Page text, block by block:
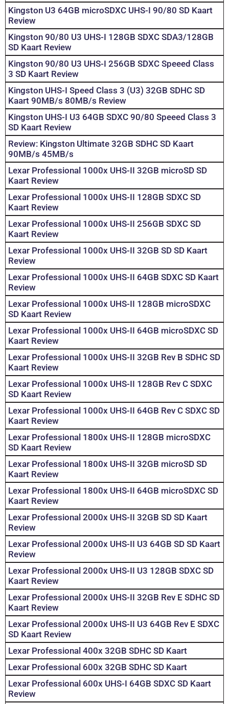
Kingston U3 64GB microSDXC UHS-I 90/80 SD Kaart
Review
Kingston 90/80 U3 UHS-I 128GB SDXC SDA3/128GB
SD Kaart Review
Kingston 90/80 U3 UHS-I 256GB SDXC Speeed Class
3 SD Kaart Review
Kingston UHS-I Speed Class 3 (U3) 32GB SDHC SD
Kaart 90MB/s 80MB/s Review
Kingston UHS-I U3 64GB SDXC 90/80 Speeed Class 3
SD Kaart Review
Review: Kingston Ultimate 32GB SDHC SD Kaart
90MB/s 45MB/s
Lexar Professional 1000x UHS-II 32GB microSD SD
Kaart Review
Lexar Professional 1000x UHS-II 128GB SDXC SD
Kaart Review
Lexar Professional 1000x UHS-II 256GB SDXC SD
Kaart Review
Lexar Professional 1000x UHS-II 32GB SD SD Kaart
Review
Lexar Professional 1000x UHS-II 64GB SDXC SD Kaart
Review
Lexar Professional 1000x UHS-II 128GB microSDXC
SD Kaart Review
Lexar Professional 1000x UHS-II 64GB microSDXC SD
Kaart Review
Lexar Professional 1000x UHS-II 32GB Rev B SDHC SD
Kaart Review
Lexar Professional 1000x UHS-II 128GB Rev C SDXC
SD Kaart Review
Lexar Professional 1000x UHS-II 64GB Rev C SDXC SD
Kaart Review
Lexar Professional 1800x UHS-II 128GB microSDXC
SD Kaart Review
Lexar Professional 1800x UHS-II 32GB microSD SD
Kaart Review
Lexar Professional 1800x UHS-II 64GB microSDXC SD
Kaart Review
Lexar Professional 2000x UHS-II 32GB SD SD Kaart
Review
Lexar Professional 2000x UHS-II U3 64GB SD SD Kaart
Review
Lexar Professional 2000x UHS-II U3 128GB SDXC SD
Kaart Review
Lexar Professional 2000x UHS-II 32GB Rev E SDHC SD
Kaart Review
Lexar Professional 2000x UHS-II U3 64GB Rev E SDXC
SD Kaart Review
Lexar Professional 400x 32GB SDHC SD Kaart
Lexar Professional 600x 32GB SDHC SD Kaart
Lexar Professional 600x UHS-I 64GB SDXC SD Kaart
Review